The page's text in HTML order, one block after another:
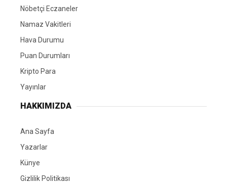
Nöbetçi Eczaneler
Namaz Vakitleri
Hava Durumu
Puan Durumları
Kripto Para
Yayınlar
HAKKIMIZDA
Ana Sayfa
Yazarlar
Künye
Gizlilik Politikası